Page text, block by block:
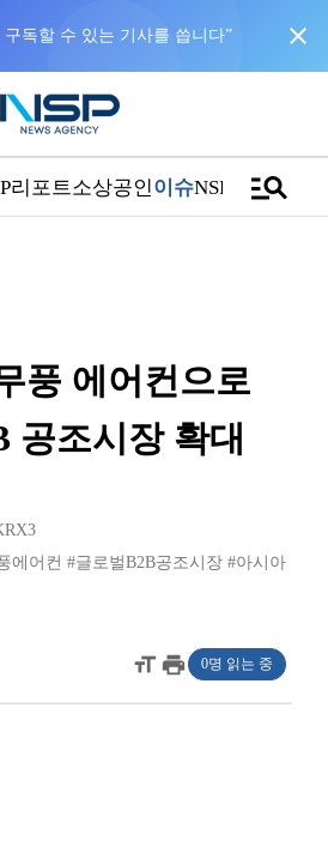
구독할 수 있는 기사를 씁니다” close
리포트소상공인이슈NSPTVmanage_search
풍 에어컨으로
공조시장 확대
에어컨 #글로벌B2B공조시장 #아시아
format_sizeprint 0명 읽는 중